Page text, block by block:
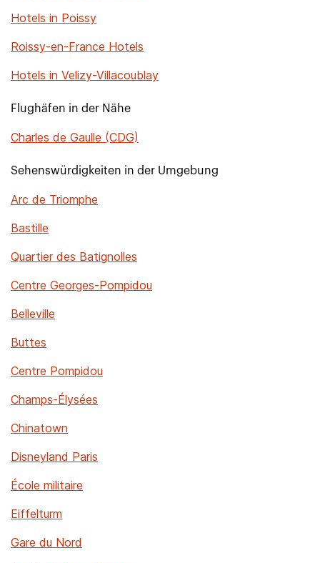
Hotels in Poissy
Roissy-en-France Hotels
Hotels in Velizy-Villacoublay
Flughäfen in der Nähe
Charles de Gaulle (CDG)
Sehenswürdigkeiten in der Umgebung
Arc de Triomphe
Bastille
Quartier des Batignolles
Centre Georges-Pompidou
Belleville
Buttes
Centre Pompidou
Champs-Élysées
Chinatown
Disneyland Paris
École militaire
Eiffelturm
Gare du Nord